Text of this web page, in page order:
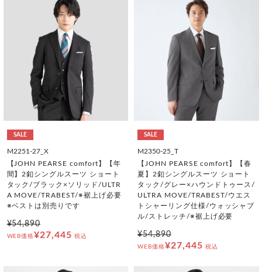
SALE
M2251-27_X
【JOHN PEARSE comfort】【年
間】2釦シングルスーツ ショート
タック/ブラック×ソリッド/ULTR
A MOVE/TRABEST/※裾上げ必要
※ベストは別売りです
¥54,890
WEB価格¥27,445 税込
SALE
M2350-25_T
【JOHN PEARSE comfort】【春
夏】2釦シングルスーツ ショート
タック/グレー×ハウンドトゥース/
ULTRA MOVE/TRABEST/ウエス
トシャーリング仕様/ウォッシャブ
ル/ストレッチ/※裾上げ必要
¥54,890
WEB価格¥27,445 税込